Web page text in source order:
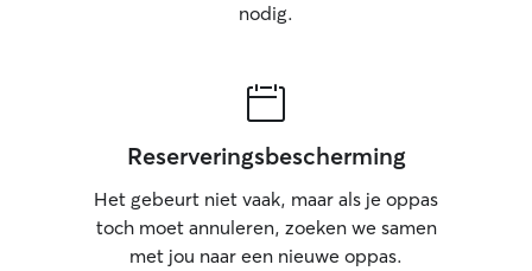
nodig.
Reserveringsbescherming
Het gebeurt niet vaak, maar als je oppas
toch moet annuleren, zoeken we samen
met jou naar een nieuwe oppas.